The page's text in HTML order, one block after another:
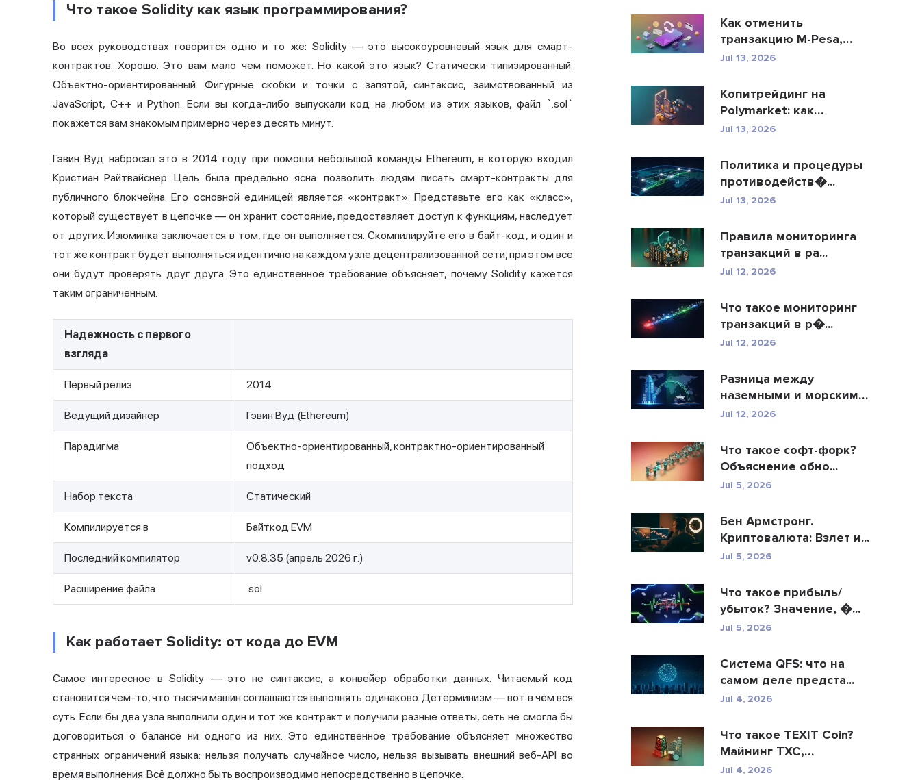
Что такое Solidity как язык программирования?
Во всех руководствах говорится одно и то же: Solidity — это высокоуровневый язык для смарт-
контрактов. Хорошо. Это вам мало чем поможет. Но какой это язык? Статически типизированный.
Объектно-ориентированный. Фигурные скобки и точки с запятой, синтаксис, заимствованный из
JavaScript, C++ и Python. Если вы когда-либо выпускали код на любом из этих языков, файл `.sol`
покажется вам знакомым примерно через десять минут.
Гэвин Вуд набросал это в 2014 году при помощи небольшой команды Ethereum, в которую входил
Кристиан Райтвайснер. Цель была предельно ясна: позволить людям писать смарт-контракты для
публичного блокчейна. Его основной единицей является «контракт». Представьте его как «класс»,
который существует в цепочке — он хранит состояние, предоставляет доступ к функциям, наследует
от других. Изюминка заключается в том, где он выполняется. Скомпилируйте его в байт-код, и один и
тот же контракт будет выполняться идентично на каждом узле децентрализованной сети, при этом все
они будут проверять друг друга. Это единственное требование объясняет, почему Solidity кажется
таким ограниченным.
Надежность с первого
взгляда
Первый релиз 2014
Ведущий дизайнер Гэвин Вуд (Ethereum)
Парадигма
Объектно-ориентированный, контрактно-ориентированный
подход
Набор текста Статический
Компилируется в Байткод EVM
Последний компилятор v0.8.35 (апрель 2026 г.)
Расширение файла .sol
Как работает Solidity: от кода до EVM
Самое интересное в Solidity — это не синтаксис, а конвейер обработки данных. Читаемый код
становится чем-то, что тысячи машин соглашаются выполнять одинаково. Детерминизм — вот в чём вся
суть. Если бы два узла выполнили один и тот же контракт и получили разные ответы, сеть не смогла бы
договориться о балансе ни одного из них. Это единственное требование объясняет множество
странных ограничений языка: нельзя получать случайное число, нельзя вызывать внешний веб-API во
время выполнения. Всё должно быть воспроизводимо непосредственно в цепочке.
Как отменить
транзакцию M-Pesa,
отправ�...
Jul 13, 2026
Копитрейдинг на
Polymarket: как
безопасн�...
Jul 13, 2026
Политика и процедуры
противодейств�...
Jul 13, 2026
Правила мониторинга
транзакций в ра...
Jul 12, 2026
Что такое мониторинг
транзакций в р�...
Jul 12, 2026
Разница между
наземными и морскими
�...
Jul 12, 2026
Что такое софт-форк?
Объяснение обно...
Jul 5, 2026
Бен Армстронг.
Криптовалюта: Взлет и...
Jul 5, 2026
Что такое прибыль/
убыток? Значение, �...
Jul 5, 2026
Система QFS: что на
самом деле предста...
Jul 4, 2026
Что такое TEXIT Coin?
Майнинг TXC,
техничес...
Jul 4, 2026